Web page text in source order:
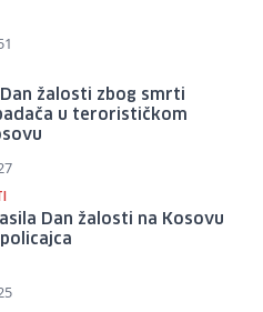
žalosti zbog smrti
u terorističkom
Dan žalosti na Kosovu